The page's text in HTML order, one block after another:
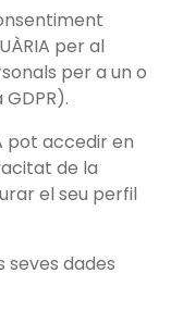
per al
per a un o
pot accedir en
de la
el seu perfil
dades